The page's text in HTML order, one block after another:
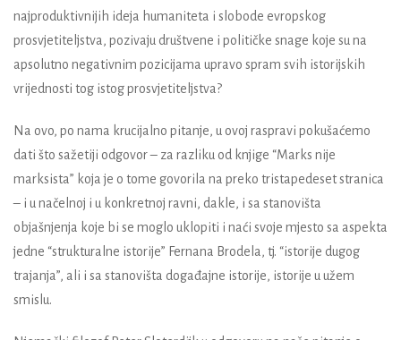
najproduktivnijih ideja humaniteta i slobode evropskog
prosvjetiteljstva, pozivaju društvene i političke snage koje su na
apsolutno negativnim pozicijama upravo spram svih istorijskih
vrijednosti tog istog prosvjetiteljstva?
Na ovo, po nama krucijalno pitanje, u ovoj raspravi pokušaćemo
dati što sažetiji odgovor – za razliku od knjige “Marks nije
marksista” koja je o tome govorila na preko tristapedeset stranica
– i u načelnoj i u konkretnoj ravni, dakle, i sa stanovišta
objašnjenja koje bi se moglo uklopiti i naći svoje mjesto sa aspekta
jedne “strukturalne istorije” Fernana Brodela, tj. “istorije dugog
trajanja”, ali i sa stanovišta događajne istorije, istorije u užem
smislu.